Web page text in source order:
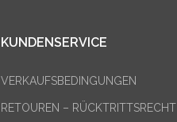
KUNDENSERVICE
VERKAUFSBEDINGUNGEN
RETOUREN – RÜCKTRITTSRECHT